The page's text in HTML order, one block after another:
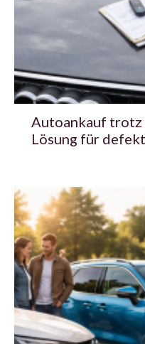
Autoankauf trotz
Lösung für